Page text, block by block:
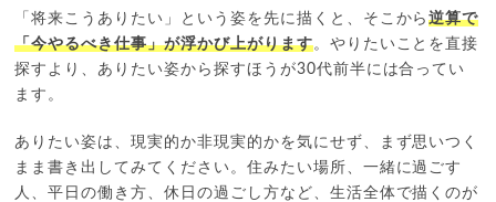
「将来こうありたい」という姿を先に描くと、そこから逆算で
「今やるべき仕事」が浮かび上がります。やりたいことを直接
探すより、ありたい姿から探すほうが30代前半には合ってい
ます。
ありたい姿は、現実的か非現実的かを気にせず、まず思いつく
まま書き出してみてください。住みたい場所、一緒に過ごす
人、平日の働き方、休日の過ごし方など、生活全体で描くのが